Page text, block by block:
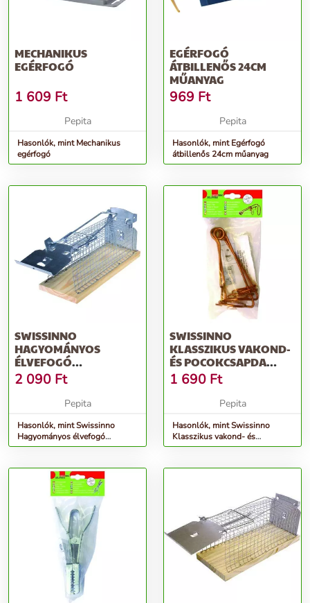
MECHANIKUS
EGÉRFOGÓ
1 609 Ft
Pepita
Hasonlók, mint Mechanikus
egérfogó
EGÉRFOGÓ
ÁTBILLENŐS 24CM
MŰANYAG
969 Ft
Pepita
Hasonlók, mint Egérfogó
átbillenős 24cm műanyag
SWISSINNO
HAGYOMÁNYOS
ÉLVEFOGÓ
EGÉRCSAPDA
CSAPÓAJTÓ
RENDSZERŰ KALITKA
2 090 Ft
Pepita
Hasonlók, mint Swissinno
Hagyományos élvefogó
egércsapda csapóajtó rendszerű
SWISSINNO
KLASSZIKUS VAKOND-
ÉS POCOKCSAPDA
DRÓTHUROK, 2 DB/CS
1 690 Ft
Pepita
Hasonlók, mint Swissinno
Klasszikus vakond- és
pocokcsapda dróthurok, 2 db/cs